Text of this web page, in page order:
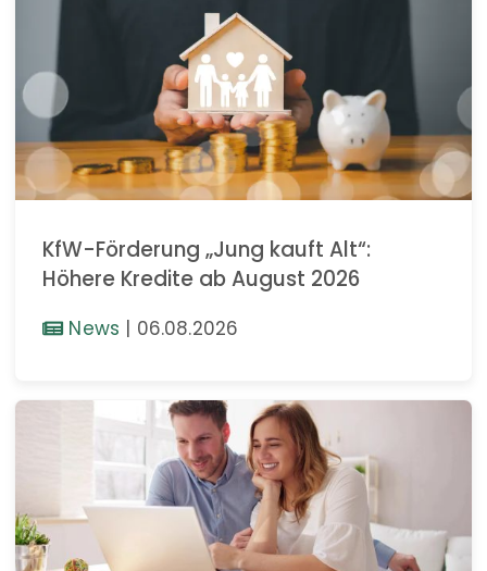
KfW-Förderung „Jung kauft Alt“:
Höhere Kredite ab August 2026
News | 06.08.2026